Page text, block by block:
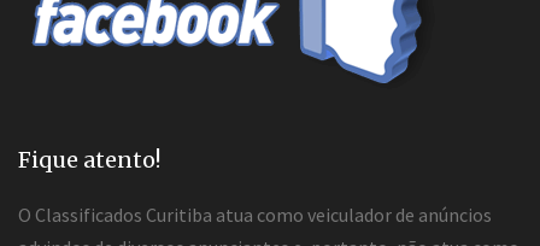
Fique atento!
O Classificados Curitiba atua como veiculador de anúncios